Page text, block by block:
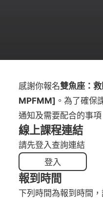
感謝你報名雙魚座：
MPFMM] 。為了確保
通知及需要配合的事項
線上課程連結
請先登入查詢連結
登入
報到時間
下列時間為報到時間